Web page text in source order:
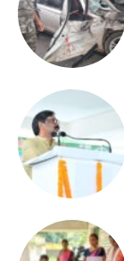
झारखंड न्यूज़
JSSC-JPSC
के खिलाफ
घेराव मार्च
Birsa Bhumi Live
August 8, 2026